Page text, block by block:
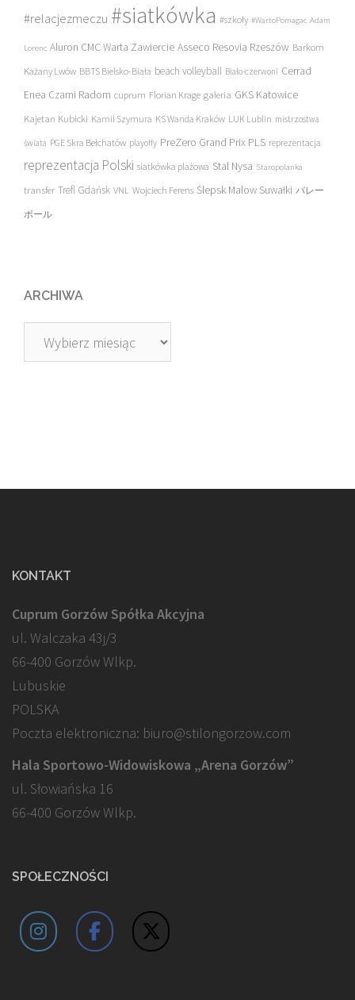
#relacjezmeczu #siatkówka #szkoły #WartoPomagac Adam
Lorenc Aluron CMC Warta Zawiercie Asseco Resovia Rzeszów Barkom
Każany Lwów BBTS Bielsko-Biała beach volleyball Biało-czerwoni Cerrad
Enea Czarni Radom cuprum Florian Krage galeria GKS Katowice
Kajetan Kubicki Kamil Szymura KS Wanda Kraków LUK Lublin mistrzostwa
świata PGE Skra Bełchatów playoffy PreZero Grand Prix PLS reprezentacja
reprezentacja Polski siatkówka plażowa Stal Nysa Staropolanka
transfer Trefl Gdańsk VNL Wojciech Ferens Ślepsk Malow Suwałki バレー
ボール
ARCHIWA
Archiwa
KONTAKT
Cuprum Gorzów Spółka Akcyjna
ul. Walczaka 43j/3
66-400 Gorzów Wlkp.
Lubuskie
POLSKA
Poczta elektroniczna: biuro@stilongorzow.com
Hala Sportowo-Widowiskowa „Arena Gorzów”
ul. Słowiańska 16
66-400 Gorzów Wlkp.
SPOŁECZNOŚCI